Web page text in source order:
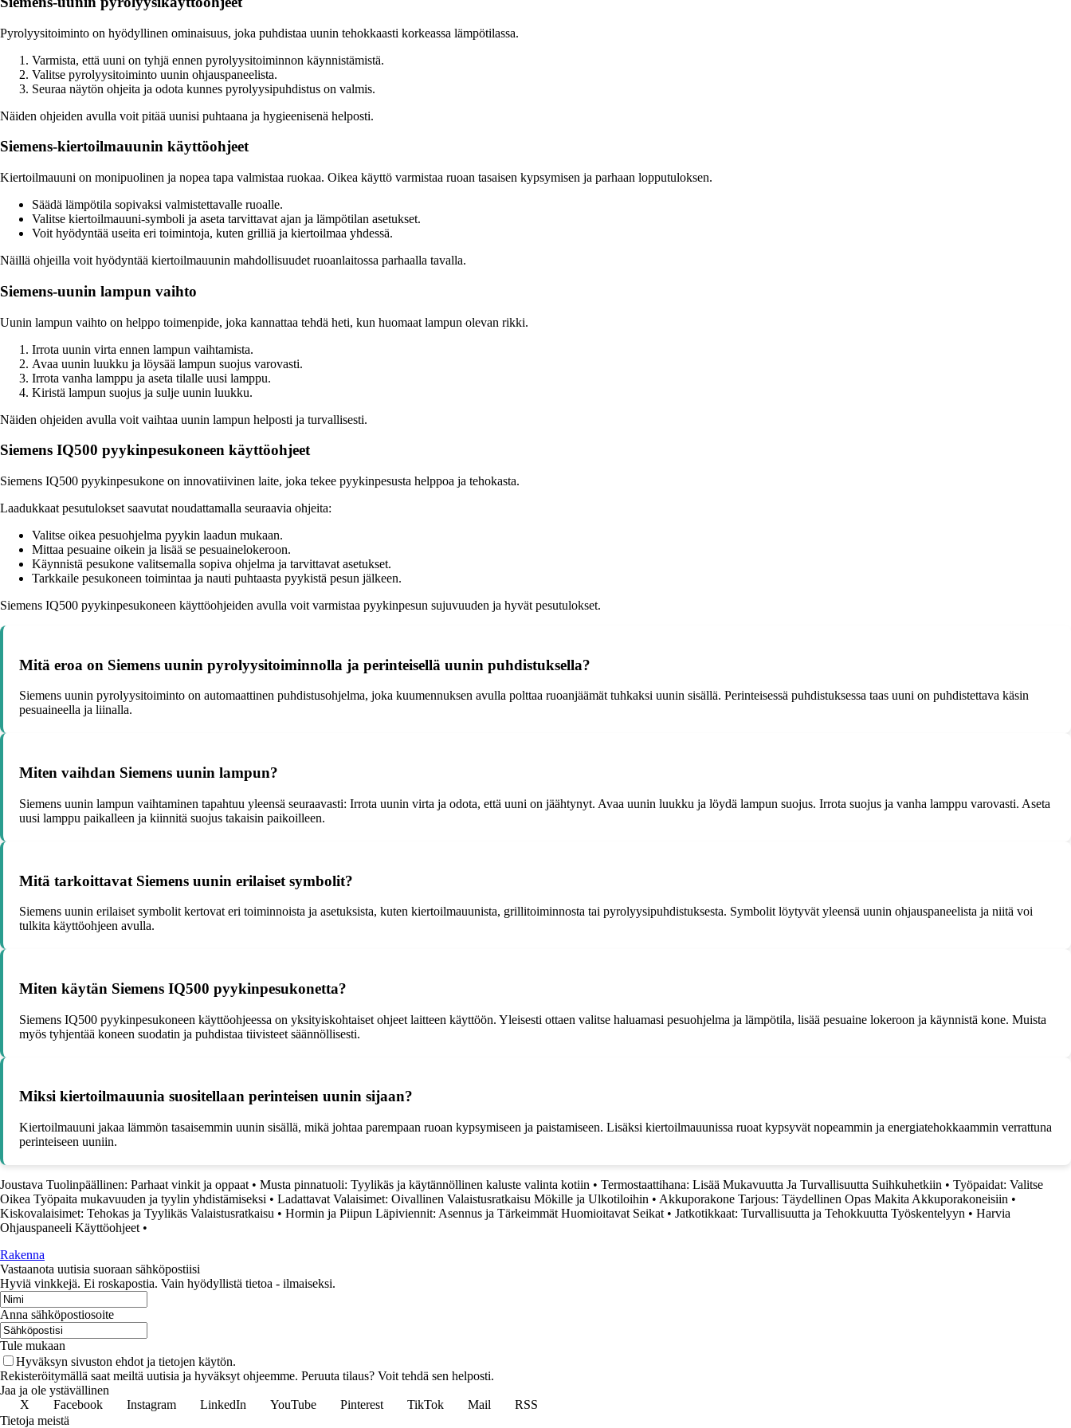
Pyrolyysitoiminto on hyödyllinen ominaisuus, joka puhdistaa uunin tehokkaasti korkeassa lämpötilassa.
Varmista, että uuni on tyhjä ennen pyrolyysitoiminnon käynnistämistä.
Valitse pyrolyysitoiminto uunin ohjauspaneelista.
Seuraa näytön ohjeita ja odota kunnes pyrolyysipuhdistus on valmis.
Näiden ohjeiden avulla voit pitää uunisi puhtaana ja hygieenisenä helposti.
Siemens-kiertoilmauunin käyttöohjeet
Kiertoilmauuni on monipuolinen ja nopea tapa valmistaa ruokaa. Oikea käyttö varmistaa ruoan tasaisen kypsymisen ja parhaan lopputuloksen.
Säädä lämpötila sopivaksi valmistettavalle ruoalle.
Valitse kiertoilmauuni-symboli ja aseta tarvittavat ajan ja lämpötilan asetukset.
Voit hyödyntää useita eri toimintoja, kuten grilliä ja kiertoilmaa yhdessä.
Näillä ohjeilla voit hyödyntää kiertoilmauunin mahdollisuudet ruoanlaitossa parhaalla tavalla.
Siemens-uunin lampun vaihto
Uunin lampun vaihto on helppo toimenpide, joka kannattaa tehdä heti, kun huomaat lampun olevan rikki.
Irrota uunin virta ennen lampun vaihtamista.
Avaa uunin luukku ja löysää lampun suojus varovasti.
Irrota vanha lamppu ja aseta tilalle uusi lamppu.
Kiristä lampun suojus ja sulje uunin luukku.
Näiden ohjeiden avulla voit vaihtaa uunin lampun helposti ja turvallisesti.
Siemens IQ500 pyykinpesukoneen käyttöohjeet
Siemens IQ500 pyykinpesukone on innovatiivinen laite, joka tekee pyykinpesusta helppoa ja tehokasta.
Laadukkaat pesutulokset saavutat noudattamalla seuraavia ohjeita:
Valitse oikea pesuohjelma pyykin laadun mukaan.
Mittaa pesuaine oikein ja lisää se pesuainelokeroon.
Käynnistä pesukone valitsemalla sopiva ohjelma ja tarvittavat asetukset.
Tarkkaile pesukoneen toimintaa ja nauti puhtaasta pyykistä pesun jälkeen.
Siemens IQ500 pyykinpesukoneen käyttöohjeiden avulla voit varmistaa pyykinpesun sujuvuuden ja hyvät pesutulokset.
Mitä eroa on Siemens uunin pyrolyysitoiminnolla ja perinteisellä uunin puhdistuksella?
Siemens uunin pyrolyysitoiminto on automaattinen puhdistusohjelma, joka kuumennuksen avulla polttaa ruoanjäämät tuhkaksi uunin sisällä. Perinteisessä puhdistuksessa taas uuni on puhdistettava käsin
pesuaineella ja liinalla.
Miten vaihdan Siemens uunin lampun?
Siemens uunin lampun vaihtaminen tapahtuu yleensä seuraavasti: Irrota uunin virta ja odota, että uuni on jäähtynyt. Avaa uunin luukku ja löydä lampun suojus. Irrota suojus ja vanha lamppu varovasti. Aseta
uusi lamppu paikalleen ja kiinnitä suojus takaisin paikoilleen.
Mitä tarkoittavat Siemens uunin erilaiset symbolit?
Siemens uunin erilaiset symbolit kertovat eri toiminnoista ja asetuksista, kuten kiertoilmauunista, grillitoiminnosta tai pyrolyysipuhdistuksesta. Symbolit löytyvät yleensä uunin ohjauspaneelista ja niitä voi
tulkita käyttöohjeen avulla.
Miten käytän Siemens IQ500 pyykinpesukonetta?
Siemens IQ500 pyykinpesukoneen käyttöohjeessa on yksityiskohtaiset ohjeet laitteen käyttöön. Yleisesti ottaen valitse haluamasi pesuohjelma ja lämpötila, lisää pesuaine lokeroon ja käynnistä kone. Muista
myös tyhjentää koneen suodatin ja puhdistaa tiivisteet säännöllisesti.
Miksi kiertoilmauunia suositellaan perinteisen uunin sijaan?
Kiertoilmauuni jakaa lämmön tasaisemmin uunin sisällä, mikä johtaa parempaan ruoan kypsymiseen ja paistamiseen. Lisäksi kiertoilmauunissa ruoat kypsyvät nopeammin ja energiatehokkaammin verrattuna
perinteiseen uuniin.
Joustava Tuolinpäällinen: Parhaat vinkit ja oppaat • Musta pinnatuoli: Tyylikäs ja käytännöllinen kaluste valinta kotiin • Termostaattihana: Lisää Mukavuutta Ja Turvallisuutta Suihkuhetkiin • Työpaidat: Valitse
Oikea Työpaita mukavuuden ja tyylin yhdistämiseksi • Ladattavat Valaisimet: Oivallinen Valaistusratkaisu Mökille ja Ulkotiloihin • Akkuporakone Tarjous: Täydellinen Opas Makita Akkuporakoneisiin •
Kiskovalaisimet: Tehokas ja Tyylikäs Valaistusratkaisu • Hormin ja Piipun Läpiviennit: Asennus ja Tärkeimmät Huomioitavat Seikat • Jatkotikkaat: Turvallisuutta ja Tehokkuutta Työskentelyyn • Harvia
Ohjauspaneeli Käyttöohjeet •
Rakenna
Vastaanota uutisia suoraan sähköpostiisi
Hyviä vinkkejä. Ei roskapostia. Vain hyödyllistä tietoa - ilmaiseksi.
Anna sähköpostiosoite
Tule mukaan
Hyväksyn sivuston ehdot ja tietojen käytön.
Rekisteröitymällä saat meiltä uutisia ja hyväksyt ohjeemme. Peruuta tilaus? Voit tehdä sen helposti.
Jaa ja ole ystävällinen
X
Facebook Instagram LinkedIn YouTube Pinterest TikTok Mail
RSS
Tietoja meistä